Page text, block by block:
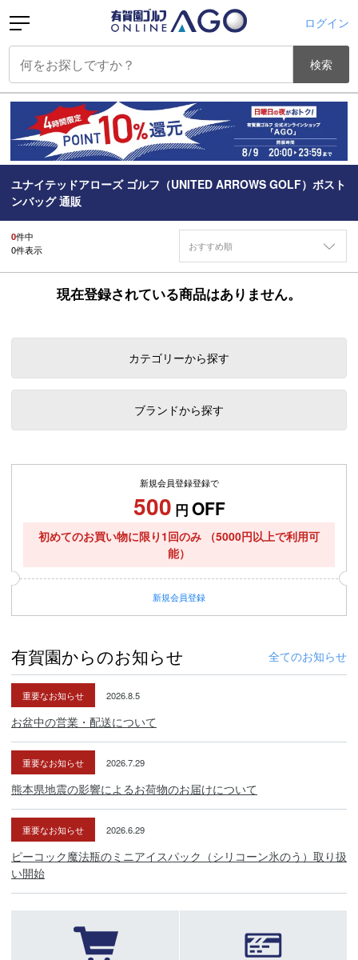
ログイン
検索
ユナイテッドアローズ ゴルフ（UNITED ARROWS GOLF）ボスト
ンバッグ 通販
0件中
0件表示 おすすめ順
現在登録されている商品はありません。
カテゴリーから探す
ブランドから探す
新規会員登録登録で
500 円 OFF
初めてのお買い物に限り1回のみ
（5000円以上で利用可
能）
新規会員登録
有賀園からのお知らせ 全てのお知らせ
重要なお知らせ 2026.8.5
お盆中の営業・配送について
重要なお知らせ 2026.7.29
熊本県地震の影響によるお荷物のお届けについて
重要なお知らせ 2026.6.29
ピーコック魔法瓶のミニアイスパック（シリコーン氷のう）取り扱
い開始